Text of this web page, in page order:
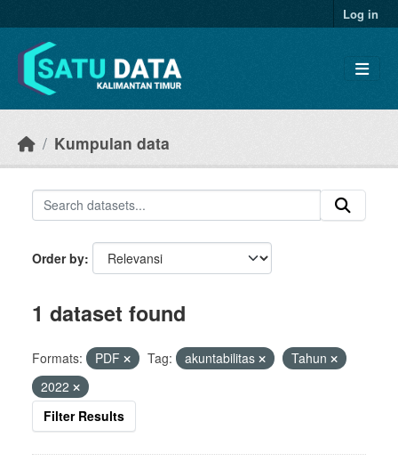
Log in
Kumpulan data
Order by
1 dataset found
Formats: PDF Tag: akuntabilitas
Tahun
2022
Filter Results